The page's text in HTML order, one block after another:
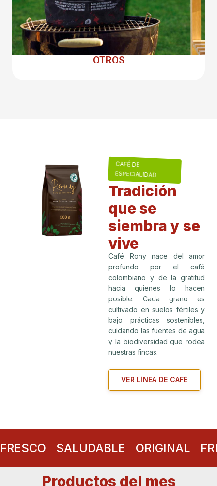
OTROS
CAFÉ DE
ESPECIALIDAD
Tradición
que se
siembra y se
vive
Café Rony nace del amor
profundo por el café
colombiano y de la gratitud
hacia quienes lo hacen
posible. Cada grano es
cultivado en suelos fértiles y
bajo prácticas sostenibles,
cuidando las fuentes de agua
y la biodiversidad que rodea
nuestras fincas.
VER LÍNEA DE CAFÉ
FRESCO SALUDABLE ORIGINAL
Productos del mes